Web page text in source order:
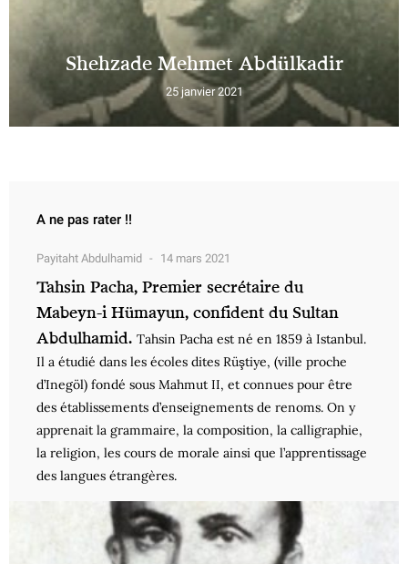
Shehzade Mehmet Abdülkadir
25 janvier 2021
A ne pas rater !!
Payitaht Abdulhamid 14 mars 2021
Tahsin Pacha, Premier secrétaire du
Mabeyn-i Hümayun, confident du Sultan
Abdulhamid. Tahsin Pacha est né en 1859 à Istanbul.
Il a étudié dans les écoles dites Rüştiye, (ville proche
d’Inegöl) fondé sous Mahmut II, et connues pour être
des établissements d’enseignements de renoms. On y
apprenait la grammaire, la composition, la calligraphie,
la religion, les cours de morale ainsi que l’apprentissage
des langues étrangères.